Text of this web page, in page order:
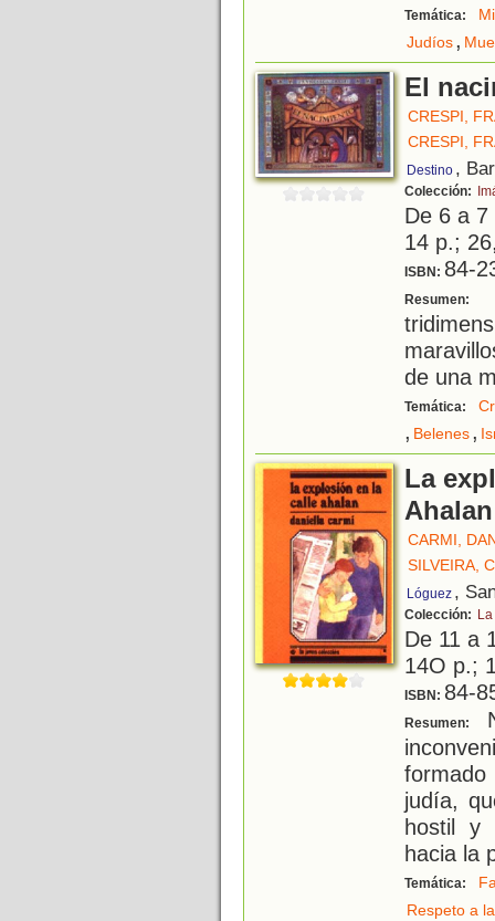
Temática:
Judíos,
El
CRESPI,
CRESPI,
Destino ,
Colección:
De 6 a
14 p.;
ISBN: 84-
Resumen:
de una
Temática:
, Belenes,
La
Ahalan
CARMI,
SILVEIRA,
Lóguez ,
Colección:
De 11 a
14O p.;
ISBN: 84-
Resumen:
judía,
hostil y
hacia la
Temática:
Respeto a